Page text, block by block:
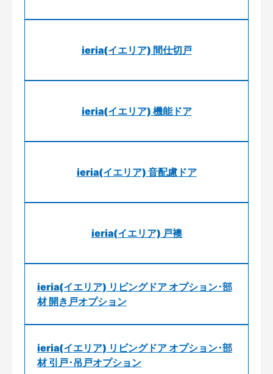
ieria(イエリア) 間仕切戸
ieria(イエリア) 機能ドア
ieria(イエリア) 音配慮ドア
ieria(イエリア) 戸襖
ieria(イエリア) リビングドア オプション･部
材 開き戸オプション
ieria(イエリア) リビングドア オプション･部
材 引戸･吊戸オプション